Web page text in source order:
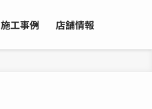
施工事例 店舗情報